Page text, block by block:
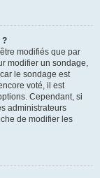
?
modifiés que par
modifier un sondage,
le sondage est
voté, il est
Cependant, si
administrateurs
de modifier les